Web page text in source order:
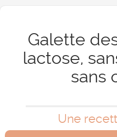
Galette
lactose,
sans
Une